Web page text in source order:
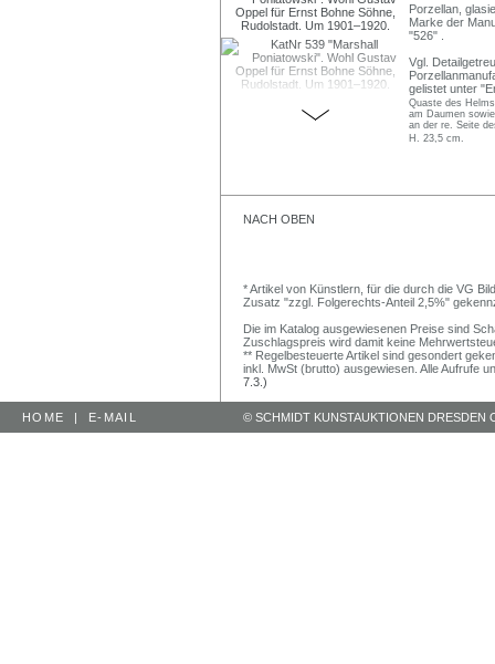
Porzellan,
Marke der
"526" .
Vgl.
gelistet unter
Quaste des
am Daumen
an der re. Seite
H. 23,5 cm.
NACH OBEN
* Artikel von Künstlern, für die durch die VG
Zusatz "zzgl. Folgerechts-Anteil 2,5%"
Die im Katalog ausgewiesenen Preise sind
Zuschlagspreis wird damit keine
** Regelbesteuerte Artikel sind gesondert
inkl. MwSt (brutto) ausgewiesen. Alle Aufrufe
7.3.)
HOME | E-MAIL © SCHMIDT KUNSTAUKTIONEN DRESDEN